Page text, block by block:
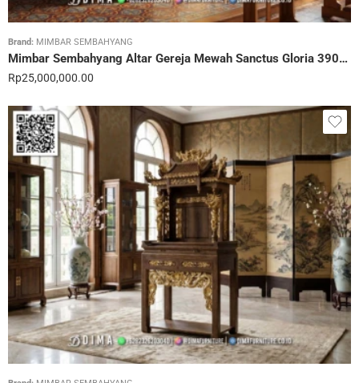
Brand: MIMBAR SEMBAHYANG
Mimbar Sembahyang Altar Gereja Mewah Sanctus Gloria 390STC
Rp25,000,000.00